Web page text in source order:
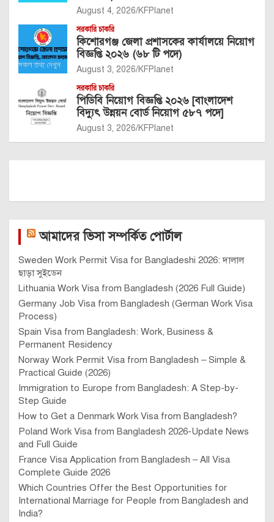
August 4, 2026 KFPlanet
সরকারি চাকরি
কিশোরগঞ্জ জেলা প্রশাসকের কার্যালয়ে নিয়োগ
বিজ্ঞপ্তি ২০২৬ (৬৮ টি পদে)
August 3, 2026 KFPlanet
সরকারি চাকরি
পিডিবি নিয়োগ বিজ্ঞপ্তি ২০২৬ [বাংলাদেশ
বিদ্যুৎ উন্নয়ন বোর্ড নিয়োগ ৫৮৭ পদে]
August 3, 2026 KFPlanet
আমাদের ভিসা সম্পর্কিত পোর্টাল
Sweden Work Permit Visa for Bangladeshi 2026: দালাল
ছাড়া সুইডেন
Lithuania Work Visa from Bangladesh (2026 Full Guide)
Germany Job Visa from Bangladesh (German Work Visa
Process)
Spain Visa from Bangladesh: Work, Business &
Permanent Residency
Norway Work Permit Visa from Bangladesh – Simple &
Practical Guide (2026)
Immigration to Europe from Bangladesh: A Step-by-
Step Guide
How to Get a Denmark Work Visa from Bangladesh?
Poland Work Visa from Bangladesh 2026-Update News
and Full Guide
France Visa Application from Bangladesh – All Visa
Complete Guide 2026
Which Countries Offer the Best Opportunities for
International Marriage for People from Bangladesh and
India?